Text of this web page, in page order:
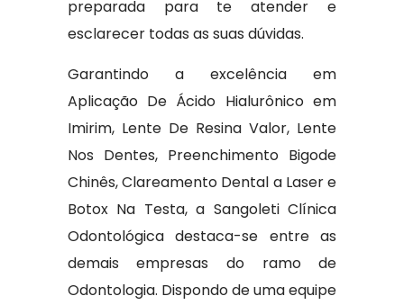
preparada para te atender e
esclarecer todas as suas dúvidas.
Garantindo a excelência em
Aplicação De Ácido Hialurônico em
Imirim, Lente De Resina Valor, Lente
Nos Dentes, Preenchimento Bigode
Chinês, Clareamento Dental a Laser e
Botox Na Testa, a Sangoleti Clínica
Odontológica destaca-se entre as
demais empresas do ramo de
Odontologia. Dispondo de uma equipe